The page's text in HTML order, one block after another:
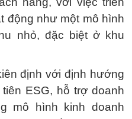
động như một mô hình
nhỏ, đặc biệt ở khu
định với định hướng
ESG, hỗ trợ doanh
mô hình kinh doanh